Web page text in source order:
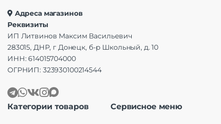
Адреса магазинов
Реквизиты
ИП Литвинов Максим Васильевич
283015, ДНР, г Донецк, б-р Школьный, д. 10
ИНН: 614015704000
ОГРНИП: 323930100214544
Категории товаров Сервисное меню